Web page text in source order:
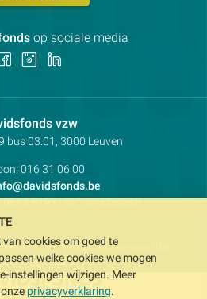
vzwContactpersoon:
bus 03.01, 3000 Leuven
016 31 06 00
0693 8193- BIC:KREDBEBB
Verkoopsvoorwaarden
eigendom
op sociale media
Volg Volg
cookies om goed te
welke cookies we mogen
instellingen wijzigen. Meer
privacyverklaring.